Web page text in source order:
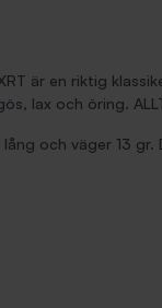
är en riktig
lax och öring.
lång och väger 13